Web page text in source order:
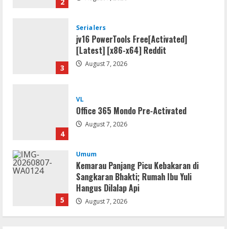
3
Serialers
jv16 PowerTools Free[Activated]
[Latest] [x86-x64] Reddit
August 7, 2026
4
VL
Office 365 Mondo Pre-Activated
August 7, 2026
5
Umum
Kemarau Panjang Picu Kebakaran di
Sangkaran Bhakti; Rumah Ibu Yuli
Hangus Dilalap Api
August 7, 2026